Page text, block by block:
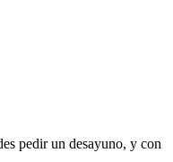
pedir un desayuno, y con